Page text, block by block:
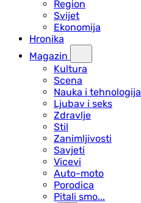
Region
Svijet
Ekonomija
Hronika
Magazin
Kultura
Scena
Nauka i tehnologija
Ljubav i seks
Zdravlje
Stil
Zanimljivosti
Savjeti
Vicevi
Auto-moto
Porodica
Pitali smo...